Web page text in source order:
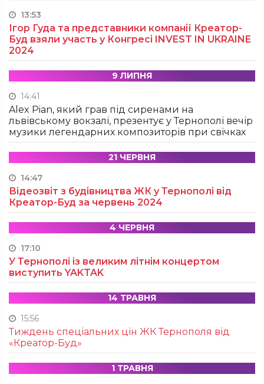
13:53
Ігор Гуда та представники компанії Креатор-
Буд взяли участь у Конгресі INVEST IN UKRAINE
2024
9 ЛИПНЯ
14:41
Alex Pian, який грав під сиренами на
львівському вокзалі, презентує у Тернополі вечір
музики легендарних композиторів при свічках
21 ЧЕРВНЯ
14:47
Відеозвіт з будівництва ЖК у Тернополі від
Креатор-Буд за червень 2024
4 ЧЕРВНЯ
17:10
У Тернополі із великим літнім концертом
виступить YAKTAK
14 ТРАВНЯ
15:56
Тиждень спеціальних цін ЖК Тернополя від
«Креатор-Буд»
1 ТРАВНЯ